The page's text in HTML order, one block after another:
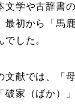
文学や古辞書
最初から「馬
した。
文献では、「
破家（ばか）